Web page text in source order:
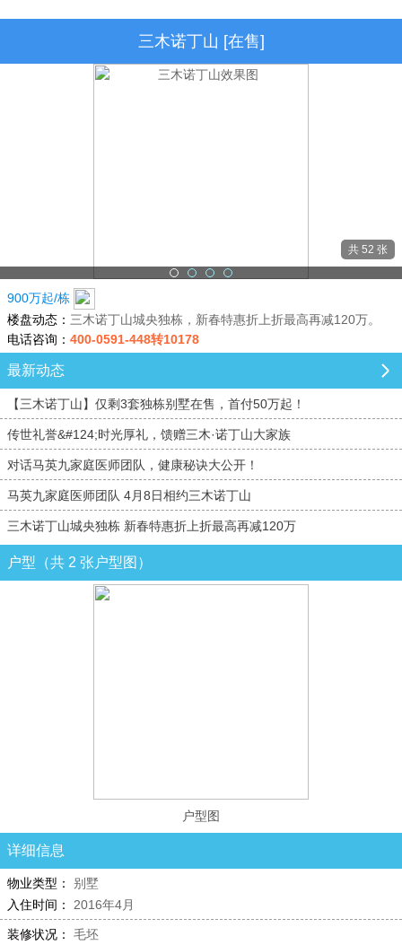
三木诺丁山 [在售]
共 52 张
900万起/栋
楼盘动态： 三木诺丁山城央独栋，新春特惠折上折最高再减120万。
电话咨询： 400-0591-448转10178
最新动态
【三木诺丁山】仅剩3套独栋别墅在售，首付50万起！
传世礼誉&#124;时光厚礼，馈赠三木·诺丁山大家族
对话马英九家庭医师团队，健康秘诀大公开！
马英九家庭医师团队 4月8日相约三木诺丁山
三木诺丁山城央独栋 新春特惠折上折最高再减120万
户型（共 2 张户型图）
户型图
详细信息
物业类型：
别墅
入住时间：
2016年4月
装修状况：
毛坯